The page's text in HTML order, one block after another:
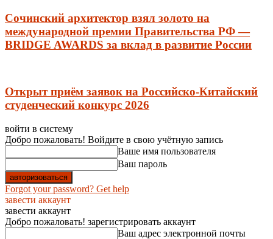
Сочинский архитектор взял золото на
международной премии Правительства РФ —
BRIDGE AWARDS за вклад в развитие России
Открыт приём заявок на Российско-Китайский
студенческий конкурс 2026
войти в систему
Добро пожаловать! Войдите в свою учётную запись
Ваше имя пользователя
Ваш пароль
Forgot your password? Get help
завести аккаунт
завести аккаунт
Добро пожаловать! зарегистрировать аккаунт
Ваш адрес электронной почты